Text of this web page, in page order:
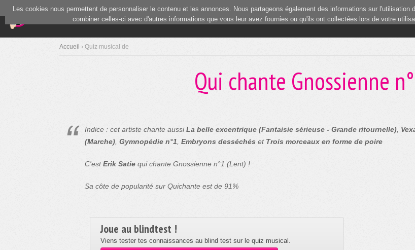
Blind Test(current)
Communauté
Accueil › Quiz musical de
Qui chante Gnossienne
Indice : cet artiste chante aussiLa belle excentrique (Fantaisie sérieuse - Grande ritournelle)
(Marche) Gymnopédie n°1 Embryons desséchés et Trois morceaux en forme de poire
C'estErik Satie qui chante Gnossienne n°1 (Lent) !
Sa côte de popularité sur Quichante est de 91%
Joue au blindtest !
Viens tester tes connaissances au blind test sur le quiz musical.
Les cookies nous permettent de personnaliser le contenu et les annonces. Nous partageons également des informations sur
combiner celles-ci avec d'autres informations que vous leur avez fournies ou qu'ils ont collectées lors de votre